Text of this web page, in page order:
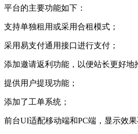
平台的主要功能如下：
支持单独租用或采用合租模式；
采用易支付通用接口进行支付；
添加邀请返利功能，以便站长更好地
提供用户提现功能；
添加了工单系统；
前台UI适配移动端和PC端，显示效果